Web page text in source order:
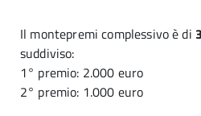
Il montepremi complessivo è di
suddiviso:
1° premio: 2.000 euro
2° premio: 1.000 euro